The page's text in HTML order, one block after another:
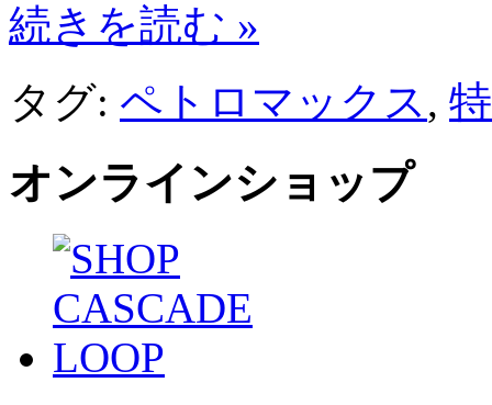
続きを読む »
タグ: ペトロマックス,
オンラインショップ